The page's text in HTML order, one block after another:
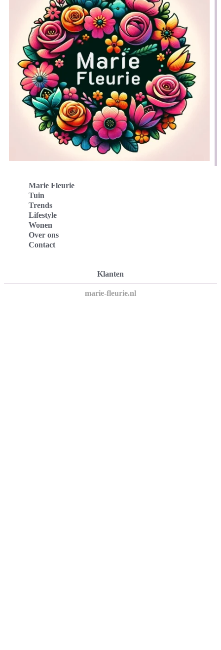
Marie Fleurie
Tuin
Trends
Lifestyle
Wonen
Over ons
Contact
Klanten
marie-fleurie.nl